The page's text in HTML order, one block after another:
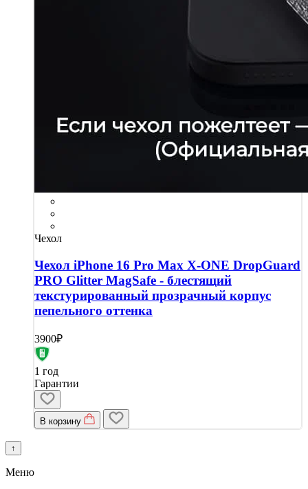
Чехол
Чехол iPhone 16 Pro Max X-ONE DropGuard
PRO Glitter MagSafe - блестящий
текстурированный прозрачный корпус
пепельного оттенка
3900₽
1 год
Гарантии
В корзину
↑
Меню